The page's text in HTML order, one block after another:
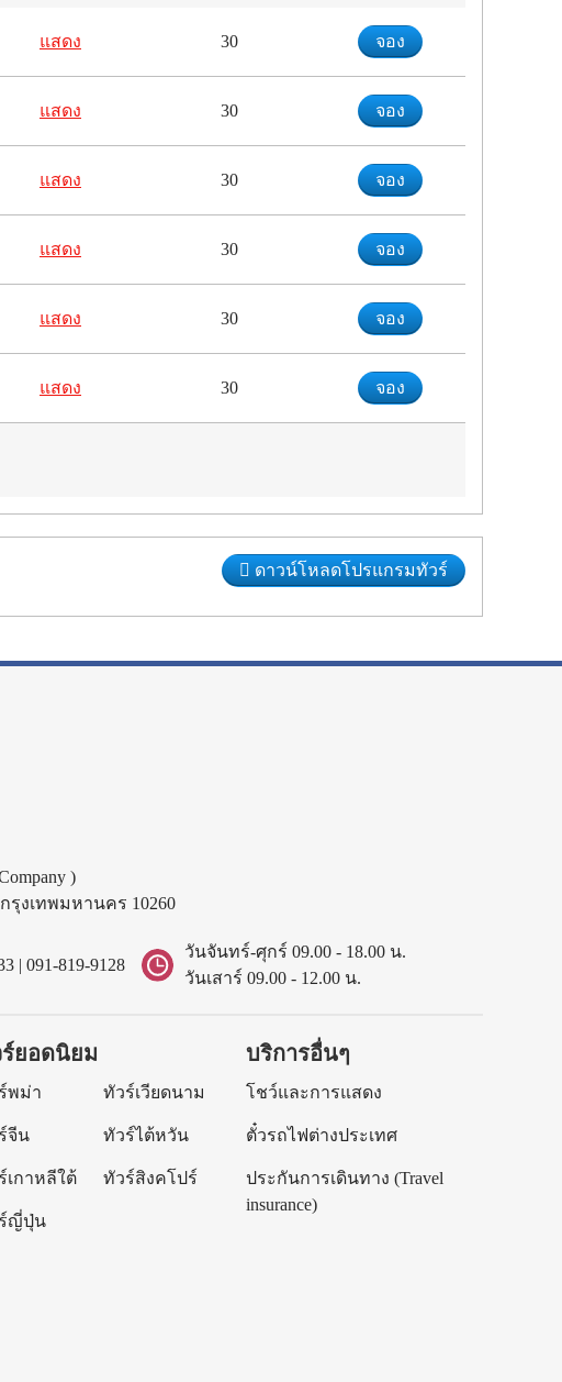
แสดง 30 จอง
แสดง 30 จอง
แสดง 30 จอง
แสดง 30 จอง
แสดง 30 จอง
แสดง 30 จอง
ดาวน์โหลดโปรแกรมทัวร์
)
รุงเทพมหานคร 10260
| 091-819-9128
วันจันทร์-ศุกร์ 09.00 - 18.00 น.
วันเสาร์ 09.00 - 12.00 น.
ยอดนิยม
พม่า ทัวร์เวียดนาม
จีน ทัวร์ไต้หวัน
เกาหลีใต้ ทัวร์สิงคโปร์
ญี่ปุ่น
บริการอื่นๆ
โชว์และการแสดง
ตั๋วรถไฟต่างประเทศ
ประกันการเดินทาง (Travel
insurance)